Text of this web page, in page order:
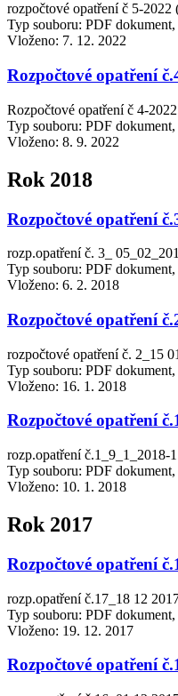
rozpočtové opatření č 5-2022
Typ souboru: PDF
Vloženo: 7. 12. 2022
Rozpočtové opatření
Rozpočtové opatření č 4-
Typ souboru: PDF
Vloženo: 8. 9. 2022
Rok 2018
Rozpočtové opatření
rozp.opatření č. 3_
Typ souboru: PDF
Vloženo: 6. 2. 2018
Rozpočtové opatření
rozpočtové opatření č. 2_15
Typ souboru: PDF
Vloženo: 16. 1. 2018
Rozpočtové opatření
rozp.opatření č.1_9_1_2018-
Typ souboru: PDF
Vloženo: 10. 1. 2018
Rok 2017
Rozpočtové opatření
rozp.opatření č.17_18 12
Typ souboru: PDF
Vloženo: 19. 12. 2017
Rozpočtové opatření